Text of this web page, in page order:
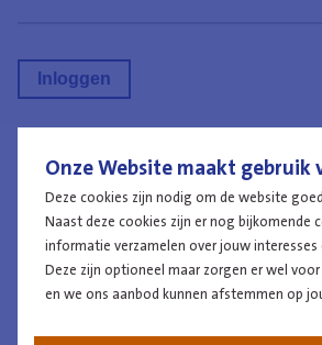
Onze Website maakt gebruik
Deze cookies zijn nodig om de website
Naast deze cookies zijn er nog bijkomende
informatie verzamelen over jouw interesses
Deze zijn optioneel maar zorgen er wel
en we ons aanbod kunnen afstemmen op
Werken bij de